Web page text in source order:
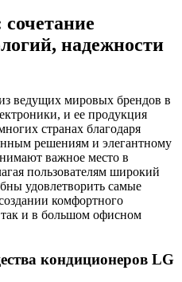
надежности
ведущих мировых брендов в
и ее продукция
странах благодаря
решениям и элегантному
важное место в
пользователям широкий
удовлетворить самые
комфортного
и в большом офисном
кондиционеров LG